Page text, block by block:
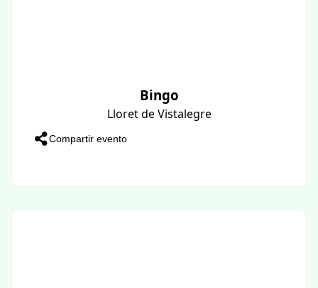
Bingo
Lloret de Vistalegre
Compartir evento